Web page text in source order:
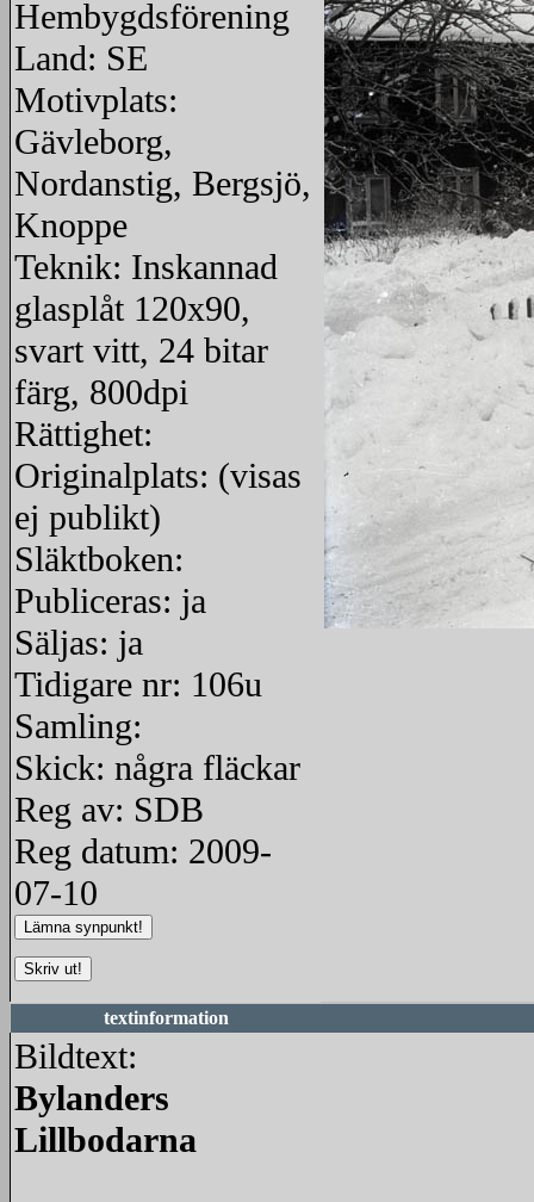
Hembygdsförening
Land: SE
Motivplats:
Gävleborg,
Nordanstig, Bergsjö,
Knoppe
Teknik: Inskannad
glasplåt 120x90,
svart vitt, 24 bitar
färg, 800dpi
Rättighet:
Originalplats: (visas
ej publikt)
Släktboken:
Publiceras: ja
Säljas: ja
Tidigare nr: 106u
Samling:
Skick: några fläckar
Reg av: SDB
Reg datum: 2009-
07-10
textinformation
Bildtext:
Bylanders
Lillbodarna